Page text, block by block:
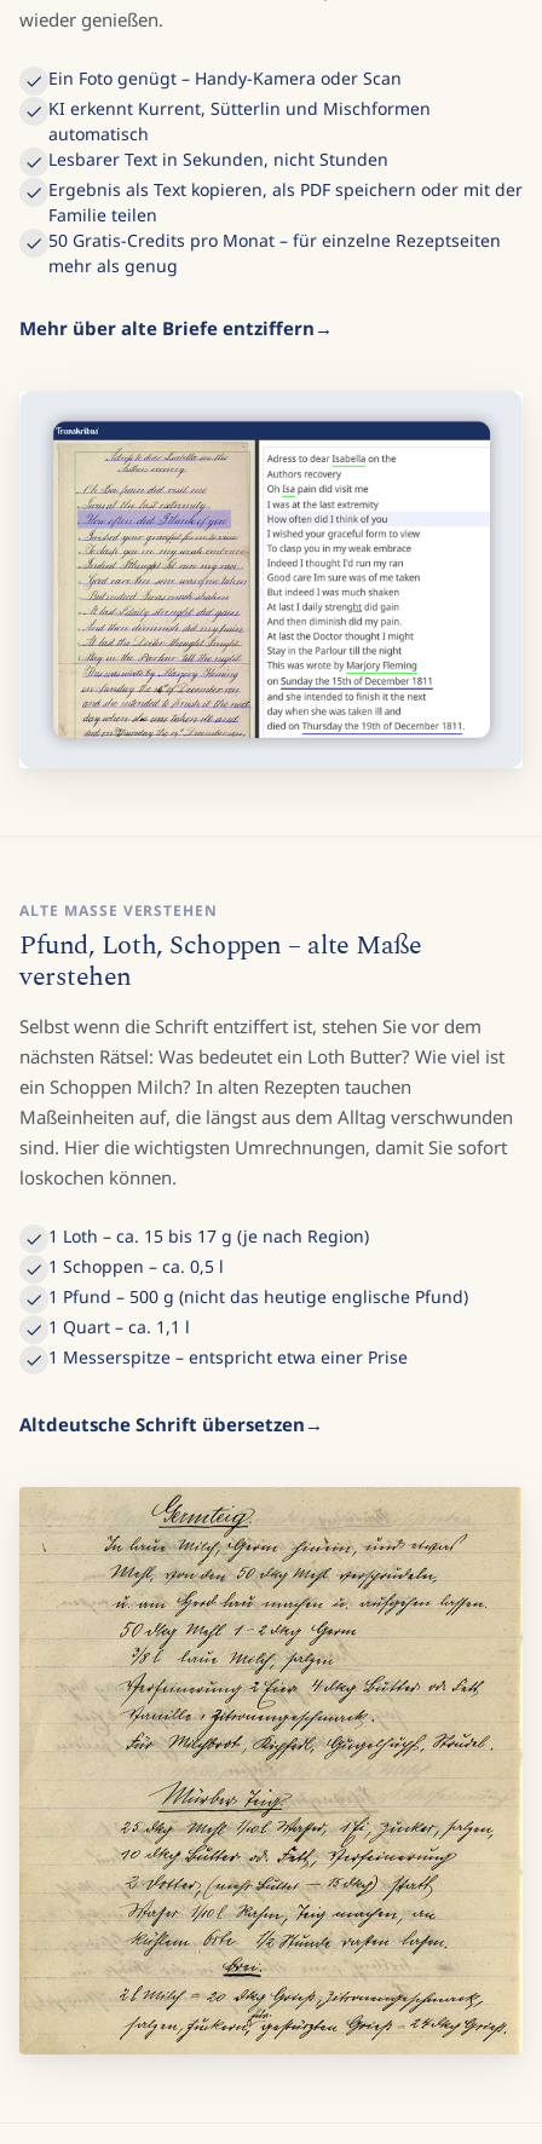
wieder genießen.
Ein Foto genügt – Handy-Kamera oder Scan
KI erkennt Kurrent, Sütterlin und Mischformen
automatisch
Lesbarer Text in Sekunden, nicht Stunden
Ergebnis als Text kopieren, als PDF speichern oder mit der
Familie teilen
50 Gratis-Credits pro Monat – für einzelne Rezeptseiten
mehr als genug
Mehr über alte Briefe entziffern
ALTE MASSE VERSTEHEN
Pfund, Loth, Schoppen – alte Maße
verstehen
Selbst wenn die Schrift entziffert ist, stehen Sie vor dem
nächsten Rätsel: Was bedeutet ein Loth Butter? Wie viel ist
ein Schoppen Milch? In alten Rezepten tauchen
Maßeinheiten auf, die längst aus dem Alltag verschwunden
sind. Hier die wichtigsten Umrechnungen, damit Sie sofort
loskochen können.
1 Loth – ca. 15 bis 17 g (je nach Region)
1 Schoppen – ca. 0,5 l
1 Pfund – 500 g (nicht das heutige englische Pfund)
1 Quart – ca. 1,1 l
1 Messerspitze – entspricht etwa einer Prise
Altdeutsche Schrift übersetzen